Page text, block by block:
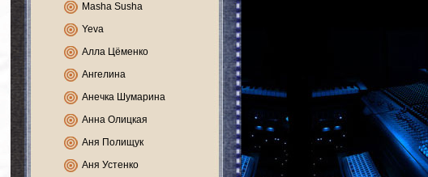
Masha Susha
Yeva
Алла Цёменко
Ангелина
Анечка Шумарина
Анна Олицкая
Аня Полищук
Аня Устенко